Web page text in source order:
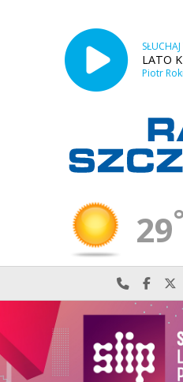
LATO
Piotr
29
Najlepiej